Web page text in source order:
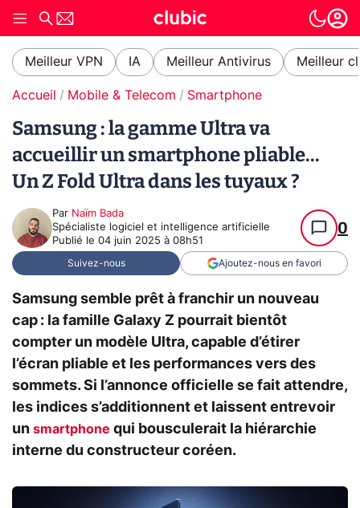
Meilleur VPN IA Meilleur Antivirus Meilleur
Accueil Mobile & Telecom Smartphone
Samsung : la gamme Ultra va
accueillir un smartphone pliable...
Un Z Fold Ultra dans les tuyaux ?
Par Naïm Bada
Spécialiste logiciel et intelligence artificielle
Publié le 04 juin 2025 à 08h51
0
Suivez-nous Ajoutez-nous en favori
Samsung semble prêt à franchir un nouveau
cap : la famille Galaxy Z pourrait bientôt
compter un modèle Ultra, capable d’étirer
l’écran pliable et les performances vers des
sommets. Si l’annonce officielle se fait attendre,
les indices s’additionnent et laissent entrevoir
un smartphone qui bousculerait la hiérarchie
interne du constructeur coréen.